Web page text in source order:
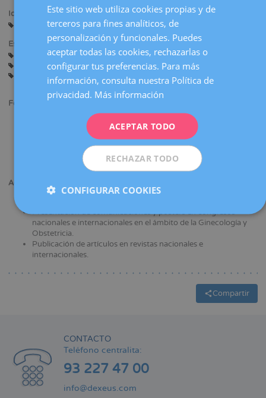
Idiomas:
Castellano
Catalán
Inglés
Especialidades:
Asesoramiento antes del Embarazo
Embarazo y Parto
Ginecología General
Ecografía Obstétrica y Diagnóstico Prenatal
Formación académica:
Licenciada en Medicina y Cirugía por la Universitat Autònoma
Formación como especialista en Ginecología, Obstetricia y
Medicina de la Reproducción en el Hospital Universitari
Dexeus. Barcelona.
Actividad científica:
Presentación de comunicaciones y pósters en congresos
nacionales e internacionales en el ámbito de la Ginecología y
Obstetricia.
Publicación de artículos en revistas nacionales e
internacionales.
Compartir
CONTACTO
Teléfono centralita:
93 227 47 00
info@dexeus.com
SPANISH
Este sitio web utiliza cookies propias y de
terceros para fines analíticos, de
personalización y funcionales. Puedes
aceptar todas las cookies, rechazarlas o
configurar tus preferencias. Para más
información, consulta nuestra Política de
privacidad. Más información
ACEPTAR TODO
RECHAZAR TODO
CONFIGURAR COOKIES